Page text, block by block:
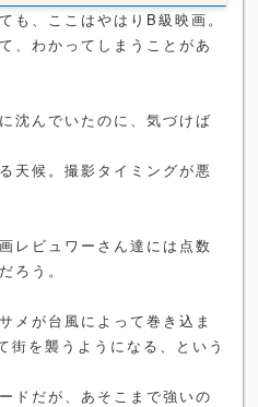
も、ここはやはりB級映画。
、わかってしまうことがあ
沈んでいたのに、気づけば
天候。撮影タイミングが悪
レビュワーさん達には点数
ろう。
メが台風によって巻き込ま
街を襲うようになる、という
ドだが、あそこまで強いの